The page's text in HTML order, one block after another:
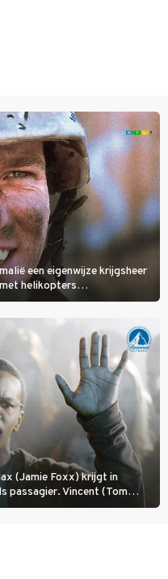
een eigenwijze krijgsheer
helikopters
(Jamie Foxx) krijgt in
passagier. Vincent (Tom
door te loodsen om een